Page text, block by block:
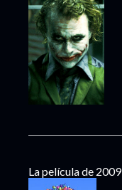
La película de 2009